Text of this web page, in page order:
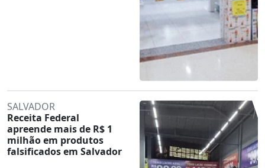
SALVADOR
Receita Federal
apreende mais de R$ 1
milhão em produtos
falsificados em Salvador